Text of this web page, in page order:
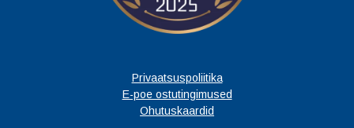
Privaatsuspoliitika
E-poe ostutingimused
Ohutuskaardid